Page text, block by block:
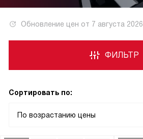
Обновление цен от 7 августа 2026
ФИЛЬТР
Сортировать по:
По возрастанию цены